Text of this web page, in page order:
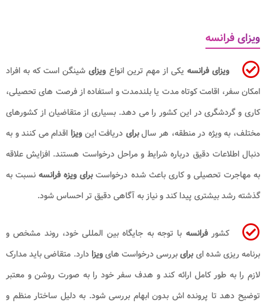
ویزای فرانسه
ویزای فرانسه یکی از مهم ترین انواع ویزای شینگن است که به افراد
امکان سفر، اقامت کوتاه مدت یا بلندمدت و استفاده از فرصت های تحصیلی،
کاری و گردشگری در این کشور را می دهد. بسیاری از متقاضیان از کشورهای
مختلف، به ویژه در منطقه، هر سالبرای دریافت این ویزا اقدام می کنند و به
دنبال اطلاعات دقیق درباره شرایط و مراحل درخواست هستند. افزایش علاقه
به مهاجرت تحصیلی و کاری باعث شده درخواستبرای ویزه فرانسه نسبت به
گذشته رشد بیشتری پیدا کند و نیاز به آگاهی دقیق تر احساس شود.
کشورفرانسه با توجه به جایگاه بین المللی خود، روند مشخص و
برنامه ریزی شده ایبرایبررسی درخواست هایویزادارد. متقاضی باید مدارک
لازم را به طور کامل ارائه کند و هدف سفر خود را به صورت روشن و معتبر
توضیح دهد تا پرونده اش بدون ابهام بررسی شود. به دلیل ساختار منظم و